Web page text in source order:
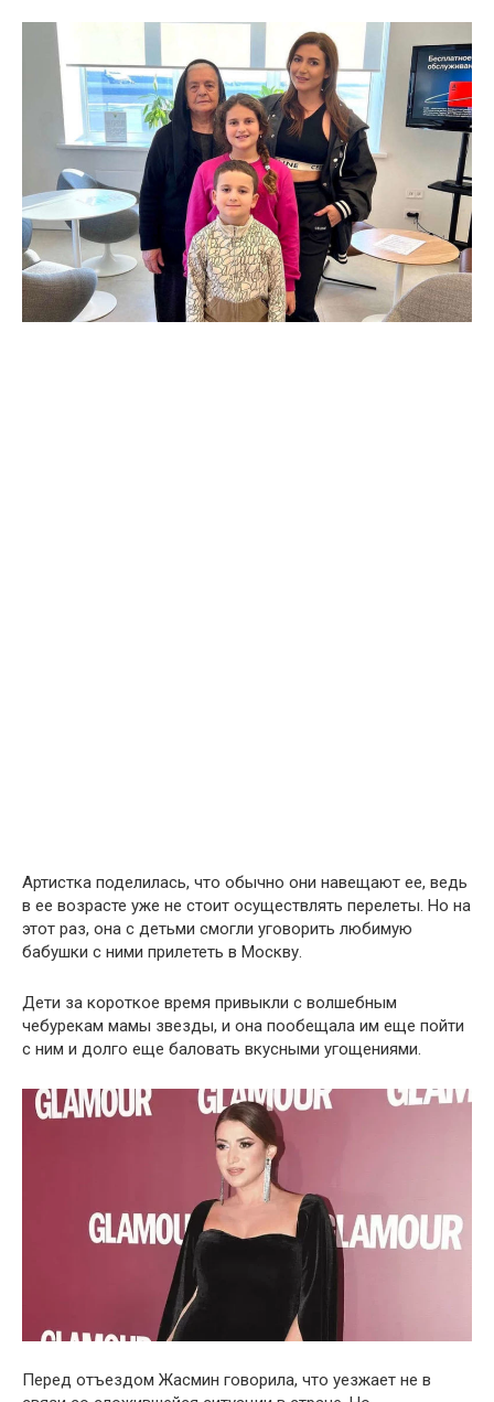
Артистка поделилась, что обычно они навещают ее, ведь
в ее возрасте уже не стоит осуществлять перелеты. Но на
этот раз, она с детьми смогли уговорить любимую
бабушки с ними прилететь в Москву.
Дети за короткое время привыкли с волшебным
чебурекам мамы звезды, и она пообещала им еще пойти
с ним и долго еще баловать вкусными угощениями.
Перед отъездом Жасмин говорила, что уезжает не в